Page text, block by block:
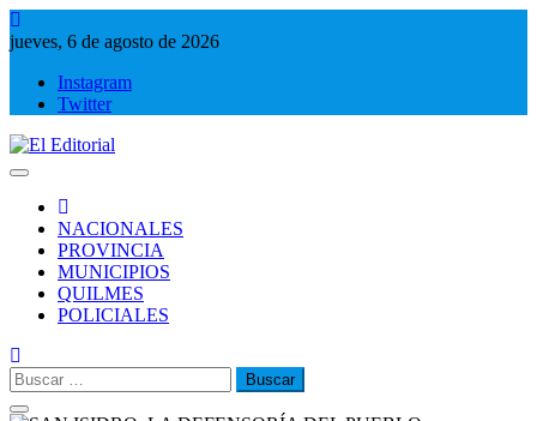
Saltar
al
jueves, 6 de agosto de 2026
Instagram
Twitter
NACIONALES
PROVINCIA
MUNICIPIOS
QUILMES
POLICIALES
Buscar: